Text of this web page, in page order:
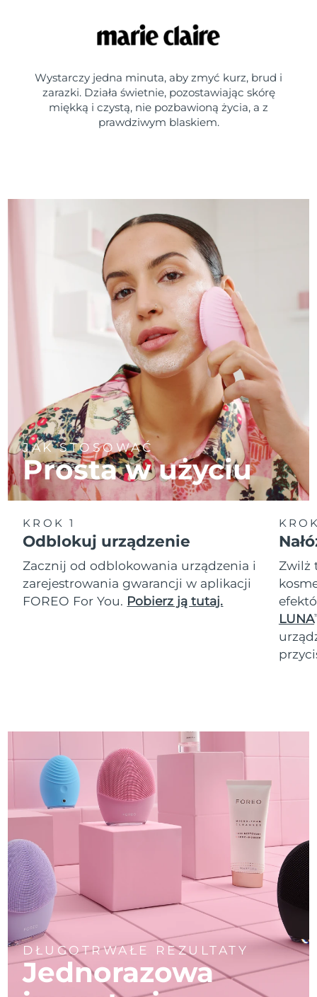
Wystarczy jedna minuta, aby zmyć kurz, brud i
zarazki. Działa świetnie, pozostawiając skórę
miękką i czystą, nie pozbawioną życia, a z
prawdziwym blaskiem.
JAK STOSOWAĆ
Prosta w użyciu
KROK 1
Odblokuj urządzenie
Zacznij od odblokowania urządzenia i
zarejestrowania gwarancji w aplikacji
FOREO For You. Pobierz ją tutaj.
Zwilż
LUNA
DŁUGOTRWAŁE REZULTATY
Jednorazowa